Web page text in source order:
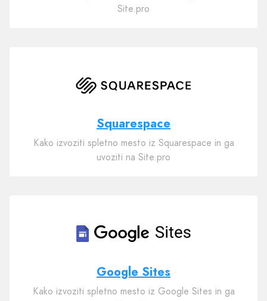
Site.pro
Squarespace
Kako izvoziti spletno mesto iz Squarespace in ga
uvoziti na Site.pro
Google Sites
Kako izvoziti spletno mesto iz Google Sites in ga